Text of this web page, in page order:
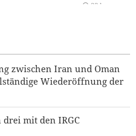
23 hours ago
1 day ago
zwischen Iran und Oman
Wiederöffnung der
drei mit den IRGC